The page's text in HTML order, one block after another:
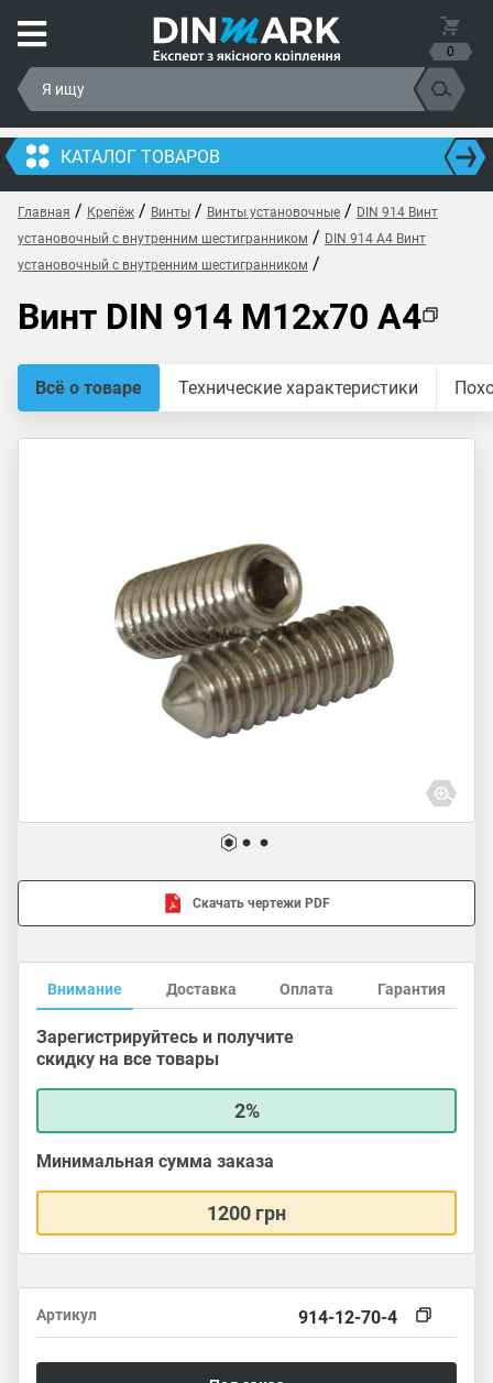
0
КАТАЛОГ ТОВАРОВ
Главная / Крепёж / Винты / Винты установочные / DIN 914 Винт
установочный с внутренним шестигранником / DIN 914 A4 Винт
установочный с внутренним шестигранником /
Винт DIN 914 M12x70 A4
Всё о товаре Технические характеристики
Скачать чертежи PDF
Внимание Доставка Оплата Гарантия
Зарегистрируйтесь и получите
скидку на все товары
2%
Минимальная сумма заказа
1200 грн
Артикул 914-12-70-4